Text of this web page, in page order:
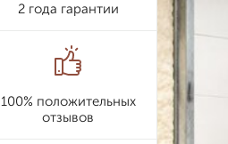
2 года гарантии
100% положительных
отзывов